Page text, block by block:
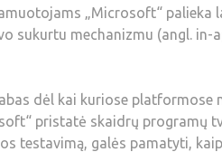
„Microsoft“ palieka
sukurtu mechanizmu (angl.
dėl kai kuriose platformose
pristatė skaidrų programų
testavimą, galės pamatyti,